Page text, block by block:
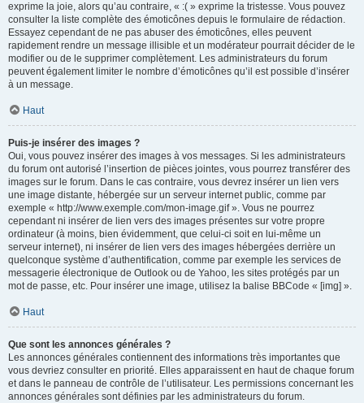
exprime la joie, alors qu’au contraire, « :( » exprime la tristesse. Vous pouvez
consulter la liste complète des émoticônes depuis le formulaire de rédaction.
Essayez cependant de ne pas abuser des émoticônes, elles peuvent
rapidement rendre un message illisible et un modérateur pourrait décider de le
modifier ou de le supprimer complètement. Les administrateurs du forum
peuvent également limiter le nombre d’émoticônes qu’il est possible d’insérer
à un message.
Haut
Puis-je insérer des images ?
Oui, vous pouvez insérer des images à vos messages. Si les administrateurs
du forum ont autorisé l’insertion de pièces jointes, vous pourrez transférer des
images sur le forum. Dans le cas contraire, vous devrez insérer un lien vers
une image distante, hébergée sur un serveur internet public, comme par
exemple « http://www.exemple.com/mon-image.gif ». Vous ne pourrez
cependant ni insérer de lien vers des images présentes sur votre propre
ordinateur (à moins, bien évidemment, que celui-ci soit en lui-même un
serveur internet), ni insérer de lien vers des images hébergées derrière un
quelconque système d’authentification, comme par exemple les services de
messagerie électronique de Outlook ou de Yahoo, les sites protégés par un
mot de passe, etc. Pour insérer une image, utilisez la balise BBCode « [img] ».
Haut
Que sont les annonces générales ?
Les annonces générales contiennent des informations très importantes que
vous devriez consulter en priorité. Elles apparaissent en haut de chaque forum
et dans le panneau de contrôle de l’utilisateur. Les permissions concernant les
annonces générales sont définies par les administrateurs du forum.